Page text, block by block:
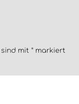
sind mit* markiert